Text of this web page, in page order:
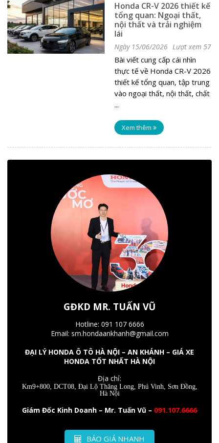
Honda CR-V 2026 thiết kế
tổng quan: Ngoại thất,
nội thất và trải nghiệm
lái
Ngày 15/06/2026 Lượt xem 57
Bài viết cung cấp cái nhìn
thực tế về Honda CR-V 2026
thiết kế tổng quan, tập trung
vào ngoại thất, nội thất, chất
...
Xem thêm
GĐKD MR. TUẤN VŨ
Hotline: 091 107 6666
Email: sm.hondaankhanh@gmail.com
ĐẠI LÝ HONDA Ô TÔ HÀ NỘI – AN KHÁNH – GIÁ XE
HONDA TỐT NHẤT HÀ NỘI
Địa chỉ:
Km9+800, DCT08, Đại Lộ Thăng Long, Phú Vinh, Sơn Đồng,
Hà Nội
Giám Đốc Kinh Doanh – Mr. Tuấn Vũ – 091.107.6666
BÁO GIÁ NHANH